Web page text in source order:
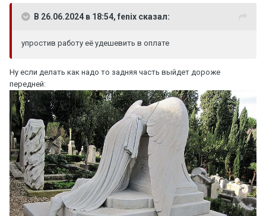
В 26.06.2024 в 18:54, fenix сказал:
упростив работу её удешевить в оплате
Ну если делать как надо то задняя часть выйдет дороже
передней: